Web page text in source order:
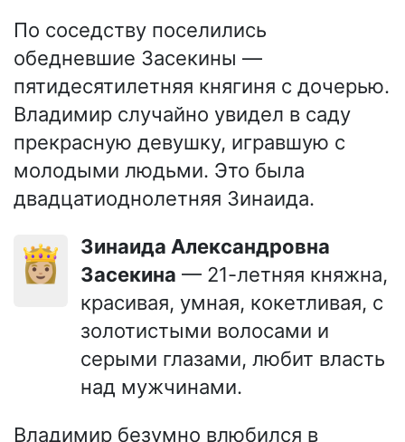
По соседству поселились
обедневшие Засекины —
пятидесятилетняя княгиня с дочерью.
Владимир случайно увидел в саду
прекрасную девушку, игравшую с
молодыми людьми. Это была
двадцатиоднолетняя Зинаида.
👸🏼
Зинаида Александровна
Засекина — 21-летняя княжна,
красивая, умная, кокетливая, с
золотистыми волосами и
серыми глазами, любит власть
над мужчинами.
Владимир безумно влюбился в